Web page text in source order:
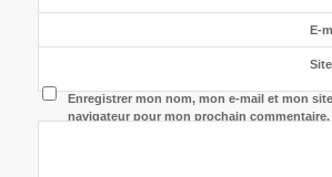
E-
Enregistrer mon nom, mon e-mail et mon
navigateur pour mon prochain commentaire.